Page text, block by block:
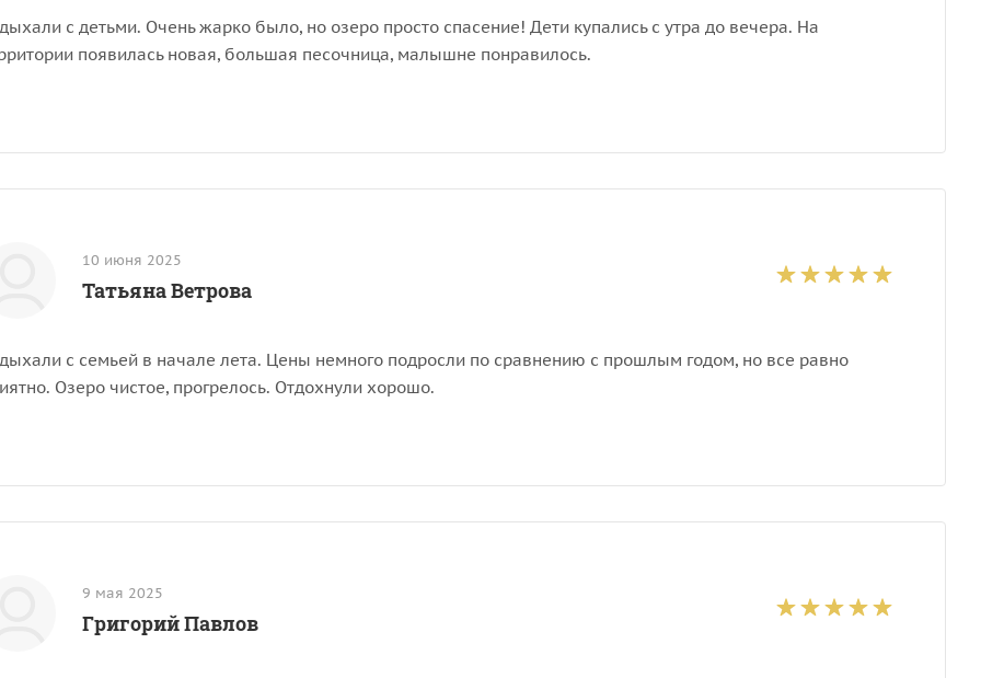
с детьми. Очень жарко было, но озеро просто спасение! Дети купались с утра до вечера. На
появилась новая, большая песочница, малышне понравилось.
10 июня 2025
Татьяна Ветрова
с семьей в начале лета. Цены немного подросли по сравнению с прошлым годом, но все равно
Озеро чистое, прогрелось. Отдохнули хорошо.
9 мая 2025
Григорий Павлов